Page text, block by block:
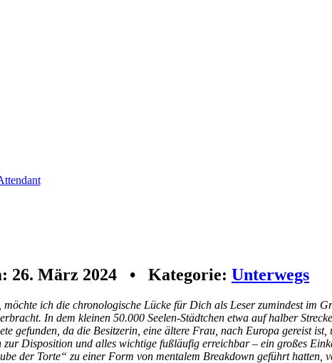
26. März 2024 • Kategorie: Unterwegs
ich die chronologische Lücke für Dich als Leser zumindest im
In dem kleinen 50.000 Seelen-Städtchen etwa auf halber
gefunden, da die Besitzerin, eine ältere Frau, nach Europa gereist ist,
Disposition und alles wichtige fußläufig erreichbar – ein großes
der Torte“ zu einer Form von mentalem Breakdown geführt hatten,